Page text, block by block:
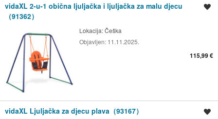
vidaXL 2-u-1 obična ljuljačka i ljuljačka za malu djecu
（91362）
Lokacija:Češka
Objavljen: 11.11.2025.
115,99 €
vidaXL Ljuljačka za djecu plava（93167）